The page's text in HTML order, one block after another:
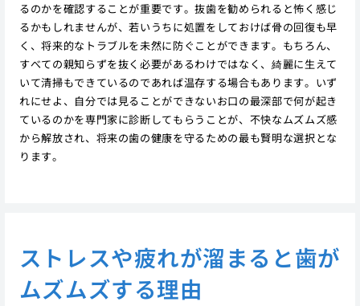
るのかを確認することが重要です。抜歯を勧められると怖く感じ
るかもしれませんが、若いうちに処置をしておけば骨の回復も早
く、将来的なトラブルを未然に防ぐことができます。もちろん、
すべての親知らずを抜く必要があるわけではなく、綺麗に生えて
いて清掃もできているのであれば温存する場合もあります。いず
れにせよ、自分では見ることができないお口の最深部で何が起き
ているのかを専門家に診断してもらうことが、不快なムズムズ感
から解放され、将来の歯の健康を守るための最も賢明な選択とな
ります。
ストレスや疲れが溜まると歯が
ムズムズする理由